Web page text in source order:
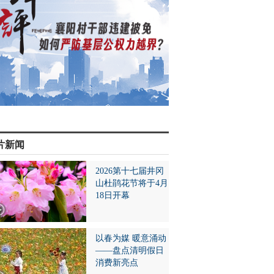
新闻
2026第十七届井冈
山杜鹃花节将于4月
18日开幕
以春为媒 暖意涌动
——盘点清明假日
消费新亮点